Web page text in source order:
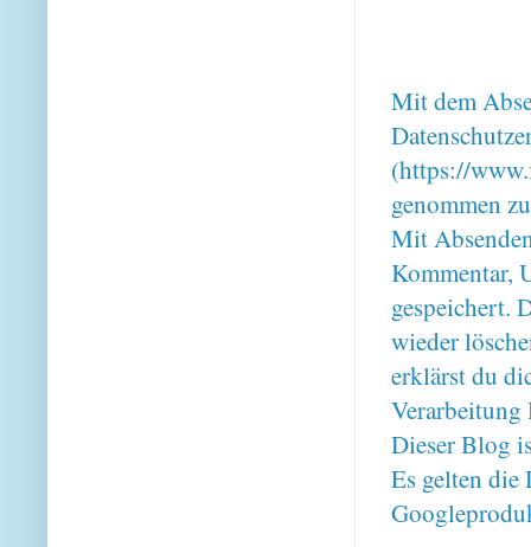
Mit dem
(https://
genommen
Mit
Kommentar,
gespeichert.
wieder
erklärst du
Verarbeitung
Dieser Blog
Es gelten